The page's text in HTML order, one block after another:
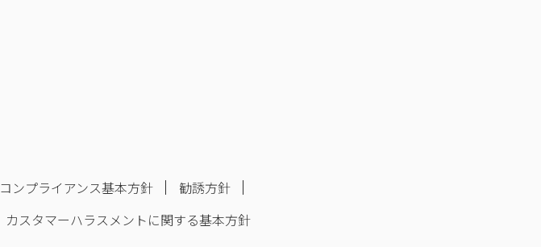
コンプライアンス基本方針
勧誘方針
カスタマーハラスメントに関する基本方針